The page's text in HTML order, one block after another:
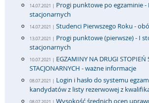
14.07.2021 | Progi punktowe po egzaminie
stacjonarnych
14.07.2021 | Studenci Pierwszego Roku -
13.07.2021 | Progi punktowe (pierwsze) - I
stacjonarnych
10.07.2021 | EGZAMINY NA DRUGI STOPIEŃ
STACJONARNYCH - ważne informacje
08.07.2021 | Login i hasło do systemu
kandydatów z listy rezerwowej z
Wysokość średnich ocen